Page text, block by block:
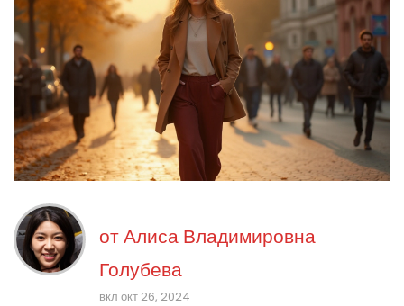
отАлиса Владимировна
Голубева
вкл окт 26, 2024